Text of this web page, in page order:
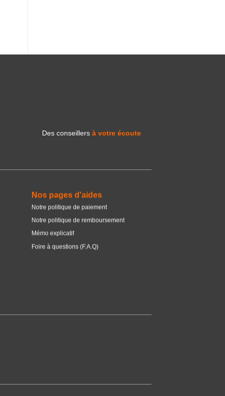
Des conseillers à votre écoute
Nos pages d'aides
Notre politique de paiement
Notre politique de remboursement
Mémo explicatif
Foire à questions (F.A.Q)